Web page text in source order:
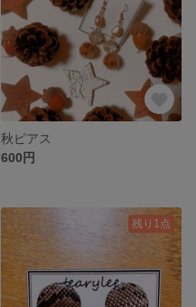
秋ピアス
600円
残り1点